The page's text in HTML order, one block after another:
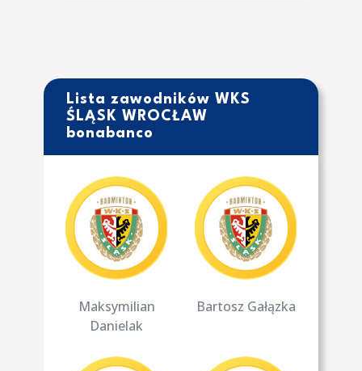
Lista zawodników WKS
ŚLĄSK WROCŁAW
bonabanco
Maksymilian
Danielak
Bartosz Gałązka